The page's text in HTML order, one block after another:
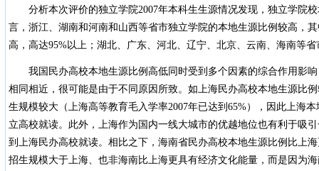
分析本次评价的独立学院2007年本科生生源情况发现，独立学院
言，浙江、湖南和河南和山西等省市独立学院的本地生源比例较高，
高，高达95%以上；湖北、广东、河北、辽宁、北京、云南、海南等
我国民办高校本地生源比例高低同时受到多个因素的综合作用影
相同相近，很可能是由于不同原因所致。如上海民办高校本地生源比
生规模较大（上海高等教育毛入学率2007年已达到65%），因此上海
立高校就读。此外，上海作为国内一线大城市的优越地位也有利于吸
到上海民办高校就读。相比之下，海南省民办高校本地生源比例比上
招生规模大于上海、也非海南比上海更具有经济文化能量，而是因为